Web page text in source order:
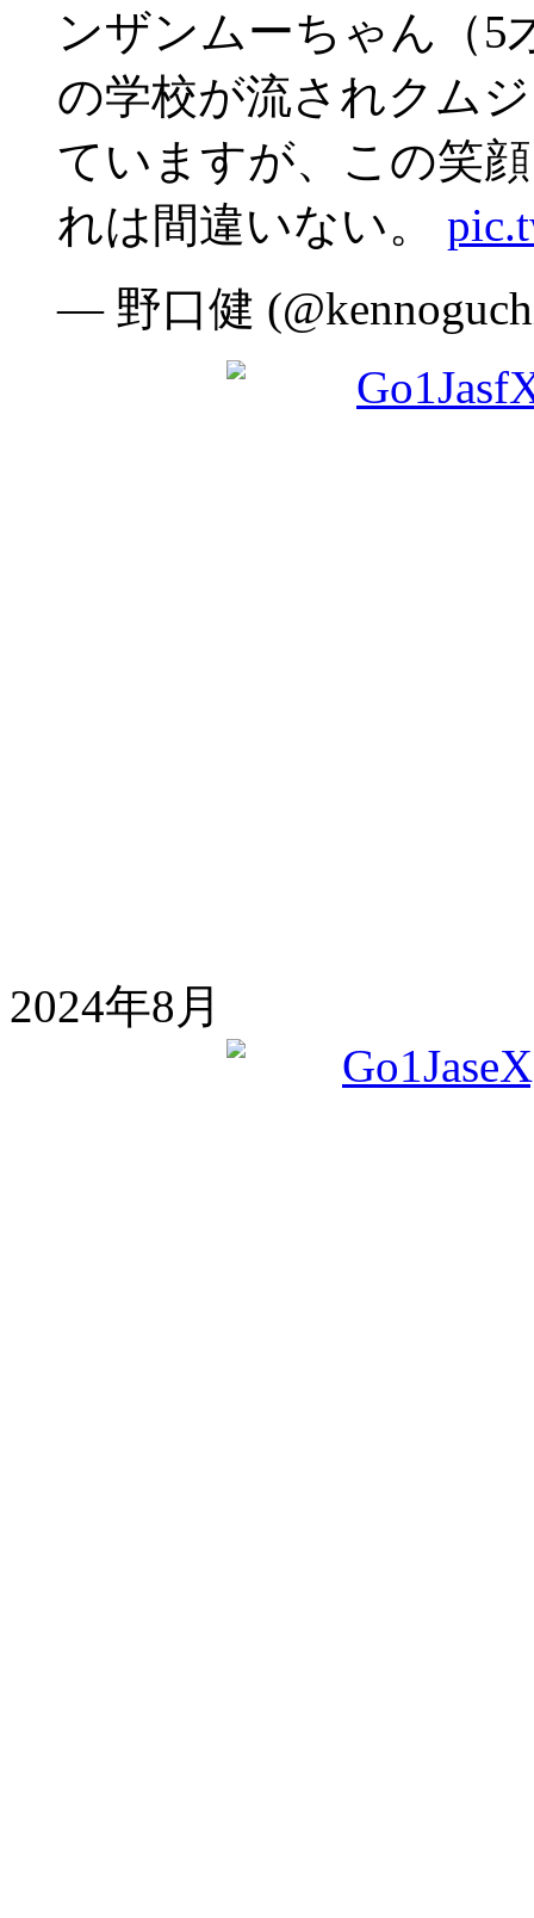
ンザンムーちゃん（5
の学校が流されクム
ていますが、この笑
れは間違いない。
— 野口健
2024年8月